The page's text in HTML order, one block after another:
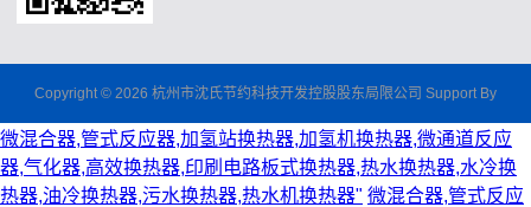
Copyright © 2026 杭州市沈氏节约科技开发控股股东局限公司 Support By
微混合器,管式反应器,加氢站换热器,加氢机换热器,微通道反应
器,气化器,高效换热器,印刷电路板式换热器,热水换热器,水冷换
热器,油冷换热器,污水换热器,热水机换热器" 微混合器,管式反应